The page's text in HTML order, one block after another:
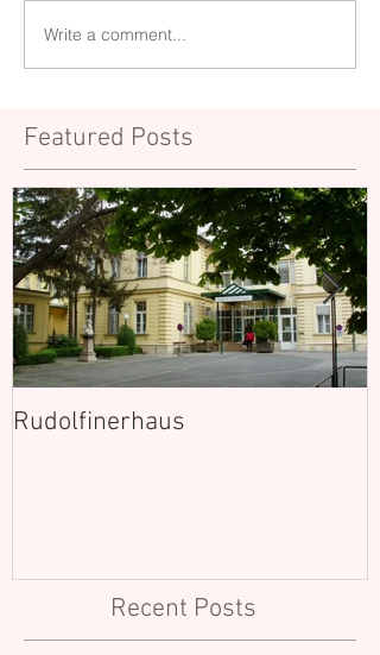
Write a comment...
Featured Posts
Rudolfinerhaus
Recent Posts